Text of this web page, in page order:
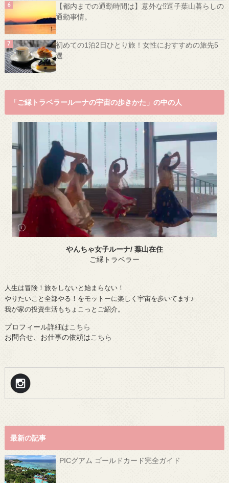
【都内までの通勤時間は】意外な⁉️逗子葉山暮らしの
通勤事情。
初めての1泊2日ひとり旅！女性におすすめの旅先5
選
「ご縁トラベラールーナの宇宙の歩きかた」の中の人
やんちゃ女子ルーナ/ 葉山在住
ご縁トラベラー
人生は冒険！旅をしないと始まらない！
やりたいこと全部やる！をモットーに楽しく宇宙を歩いてます♪
我が家の投資生活もちょこっとご紹介。
プロフィール詳細はこちら
お問合せ、お仕事の依頼はこちら
最新の記事
PICグアム ゴールドカード完全ガイド